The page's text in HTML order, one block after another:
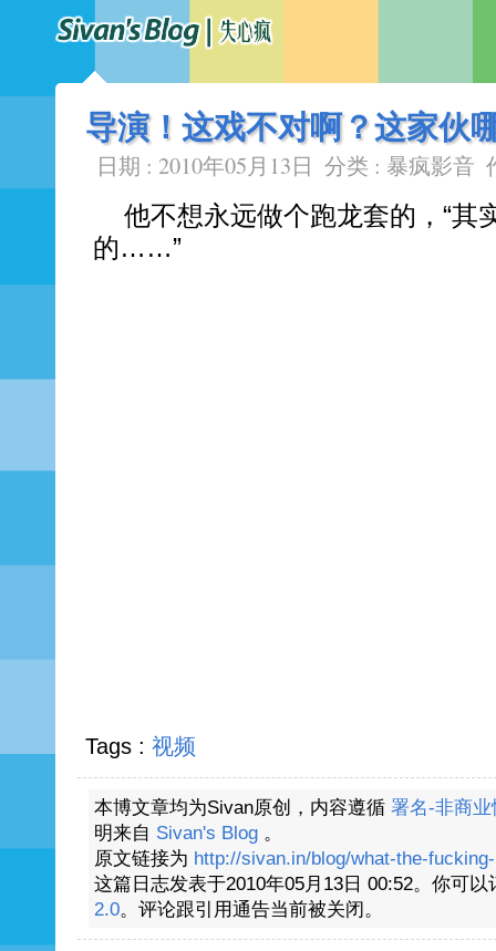
导演！这戏不对啊？这家伙
日期 : 2010年05月13日 分类 : 暴疯影音
他不想永远做个跑龙套的，“其
的……”
Tags : 视频
本博文章均为Sivan原创，内容遵循 署名-非商
明来自 Sivan's Blog 。
原文链接为 http://sivan.in/blog/what-the-
这篇日志发表于2010年05月13日 00:52。你可
2.0。评论跟引用通告当前被关闭。